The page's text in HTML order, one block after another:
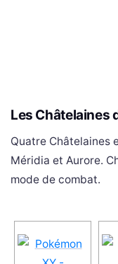
Les Châtelaines
Quatre Châtelaines
Méridia et Aurore.
mode de combat.